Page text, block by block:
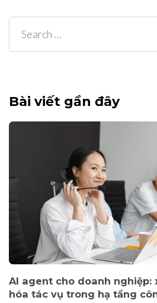
Search
for:
Bài viết gần đây
AI agent cho doanh nghiệp:
hóa tác vụ trong hạ tầng